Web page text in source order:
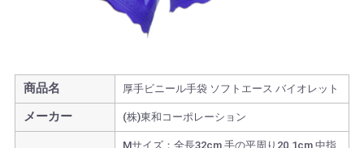
商品名 厚手ビニール手袋 ソフトエース バイオレット
メーカー (株)東和コーポレーション
Mサイズ：全長32cm 手の平周り20.1cm 中指